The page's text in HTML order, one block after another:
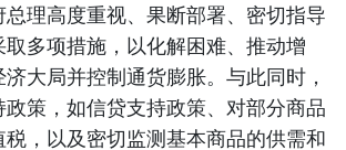
理高度重视、果断部署、密切指导
多项措施，以化解困难、推动增
大局并控制通货膨胀。与此同时，
策，如信贷支持政策、对部分商品
，以及密切监测基本商品的供需和